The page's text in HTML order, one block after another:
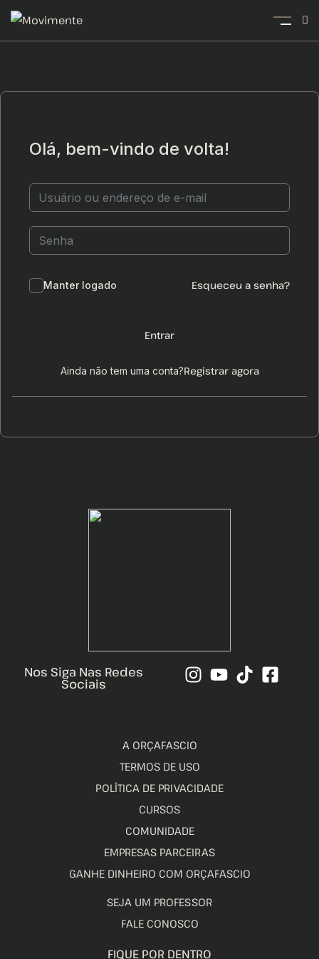
Olá, bem-vindo de volta!
Manter logado Esqueceu a senha?
Entrar
Ainda não tem uma conta?Registrar agora
Nos Siga Nas Redes
Sociais
A ORÇAFASCIO
TERMOS DE USO
POLÍTICA DE PRIVACIDADE
CURSOS
COMUNIDADE
EMPRESAS PARCEIRAS
GANHE DINHEIRO COM ORÇAFASCIO
SEJA UM PROFESSOR
FALE CONOSCO
FIQUE POR DENTRO